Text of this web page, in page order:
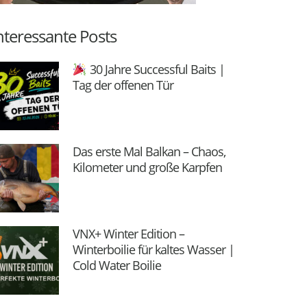
Posts
30 Jahre Successful Baits |
Tag der offenen Tür
Das erste Mal Balkan – Chaos,
Kilometer und große Karpfen
VNX+ Winter Edition –
Winterboilie für kaltes Wasser |
Cold Water Boilie